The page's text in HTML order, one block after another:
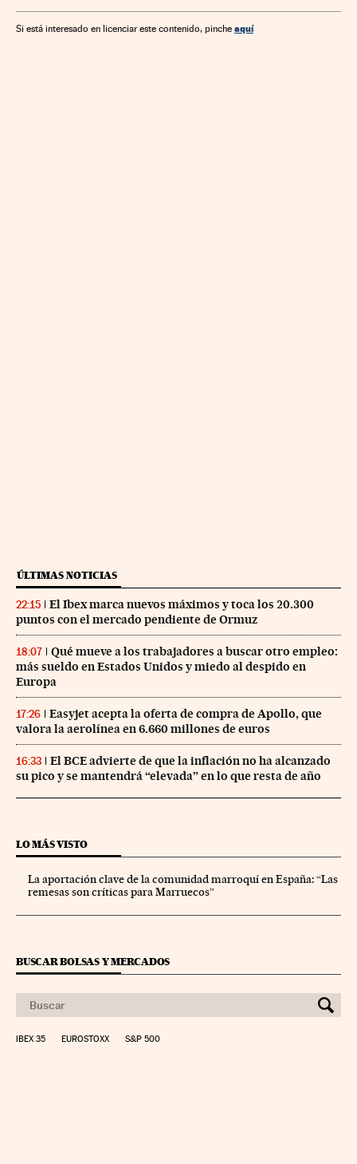
Administración pública Política
Si está interesado en licenciar este contenido, pinche aquí
ÚLTIMAS NOTICIAS
22:15
El Ibex marca nuevos máximos y toca los 20.300
puntos con el mercado pendiente de Ormuz
18:07
Qué mueve a los trabajadores a buscar otro empleo:
más sueldo en Estados Unidos y miedo al despido en
Europa
17:26
Easyjet acepta la oferta de compra de Apollo, que
valora la aerolínea en 6.660 millones de euros
16:33
El BCE advierte de que la inflación no ha alcanzado
su pico y se mantendrá “elevada” en lo que resta de año
LO MÁS VISTO
La aportación clave de la comunidad marroquí en España: “Las
remesas son críticas para Marruecos”
BUSCAR BOLSAS Y MERCADOS
IBEX 35 EUROSTOXX S&P 500